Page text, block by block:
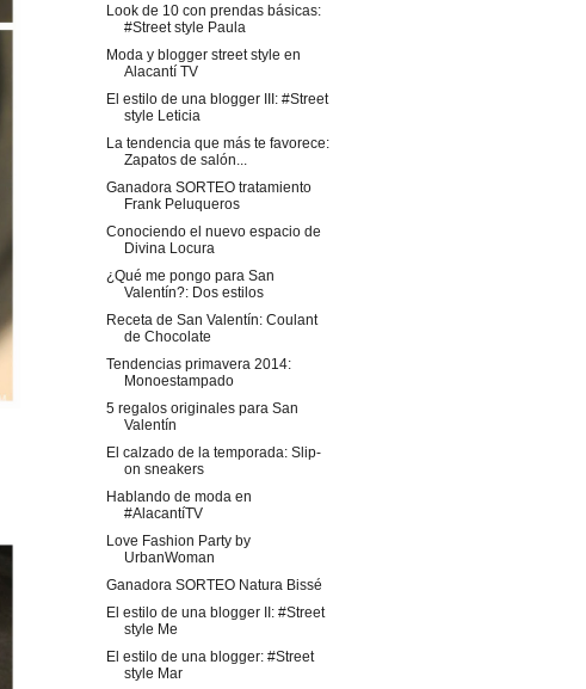
Look de 10 con prendas básicas:
#Street style Paula
Moda y blogger street style en
Alacantí TV
El estilo de una blogger III: #Street
style Leticia
La tendencia que más te favorece:
Zapatos de salón...
Ganadora SORTEO tratamiento
Frank Peluqueros
Conociendo el nuevo espacio de
Divina Locura
¿Qué me pongo para San
Valentín?: Dos estilos
Receta de San Valentín: Coulant
de Chocolate
Tendencias primavera 2014:
Monoestampado
5 regalos originales para San
Valentín
El calzado de la temporada: Slip-
on sneakers
Hablando de moda en
#AlacantíTV
Love Fashion Party by
UrbanWoman
Ganadora SORTEO Natura Bissé
El estilo de una blogger II: #Street
style Me
El estilo de una blogger: #Street
style Mar